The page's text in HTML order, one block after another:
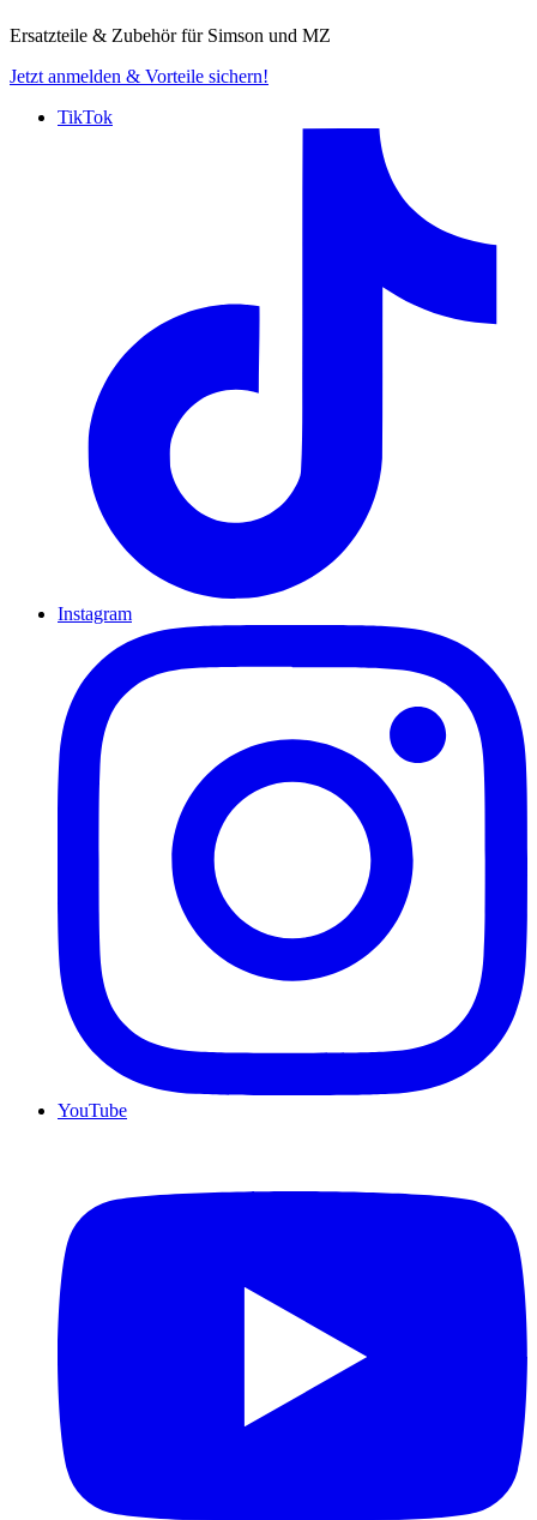
Ersatzteile & Zubehör für Simson und MZ
Jetzt anmelden & Vorteile sichern!
TikTok
Instagram
YouTube